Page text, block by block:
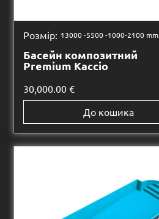
Розмір: 13000 -5500 -1000-2100 mm
Басейн композитний
Premium Кассіо
30,000.00 €
До кошика